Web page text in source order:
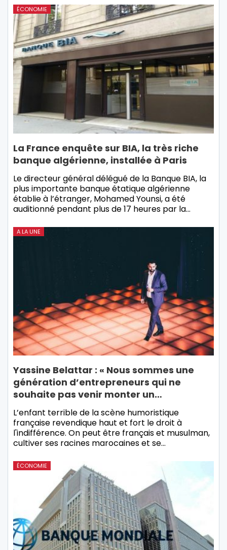
ÉCONOMIE
La France enquête sur BIA, la très riche
banque algérienne, installée à Paris
Le directeur général délégué de la Banque BIA, la
plus importante banque étatique algérienne
établie à l’étranger, Mohamed Younsi, a été
auditionné pendant plus de 17 heures par la…
A LA UNE
Yassine Belattar : « Nous sommes une
génération d’entrepreneurs qui ne
souhaite pas venir monter un…
L’enfant terrible de la scène humoristique
française revendique haut et fort le droit à
l'indifférence. On peut être français et musulman,
cultiver ses racines marocaines et se…
ÉCONOMIE